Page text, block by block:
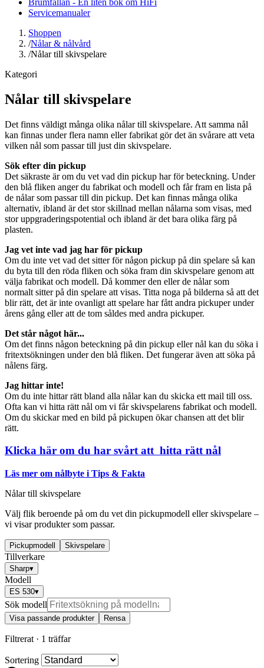
Servicemanualer
Shoppen
/Nålar & nålvård
/Nålar till skivspelare
Kategori
Nålar till skivspelare
Det finns väldigt många olika nålar till skivspelare. Att samma nål
kan finnas under flera namn eller fabrikat gör det än svårare att veta
vilken nål som passar till just din skivspelare.
Sök efter din pickup
Det säkraste är om du vet vad din pickup har för beteckning. Under
den blå fliken anger du fabrikat och modell och får fram en lista på
de nålar som passar till din pickup. Det kan finnas många olika
alternativ, ibland är det stor skillnad mellan nålarna som visas, med
stor uppgraderingspotential och ibland är det bara olika färg på
plasten.
Jag vet inte vad jag har för pickup
Om du inte vet vad det sitter för någon pickup på din spelare så kan
du byta till den röda fliken och söka fram din skivspelare genom att
välja fabrikat och modell. Då kommer den eller de nålar som
normalt sitter på din spelare att visas. Titta noga på bilderna så att det
blir rätt, det är inte ovanligt att spelare har fått andra pickuper under
årens gång eller att de tom såldes med andra pickuper.
Det står något här...
Om det finns någon beteckning på din pickup eller nål kan du söka i
fritextsökningen under den blå fliken. Det fungerar även att söka på
nålens färg.
Jag hittar inte!
Om du inte hittar rätt bland alla nålar kan du skicka ett mail till oss.
Ofta kan vi hitta rätt nål om vi får skivspelarens fabrikat och modell.
Om du skickar med en bild på pickupen ökar chansen att det blir
rätt.
Klicka här om du har svårt att hitta rätt nål
Läs mer om nålbyte i Tips & Fakta
Nålar till skivspelare
Välj flik beroende på om du vet din pickupmodell eller skivspelare –
vi visar produkter som passar.
Pickupmodell Skivspelare
Tillverkare
Sharp▾
Modell
ES 530▾
Sök modell
Visa passande produkter Rensa
Filtrerat · 1 träffar
Sortering